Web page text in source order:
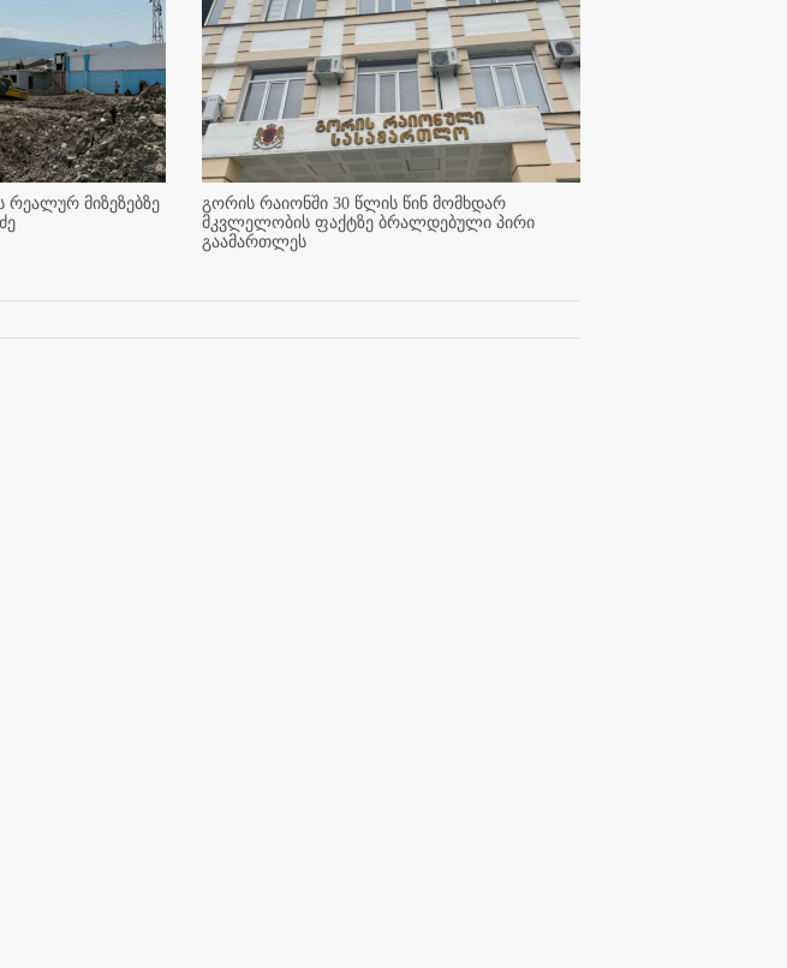
რეალურ მიზეზებზე
გორის რაიონში 30 წლის წინ მომხდარ
მკვლელობის ფაქტზე ბრალდებული პირი
გაამართლეს